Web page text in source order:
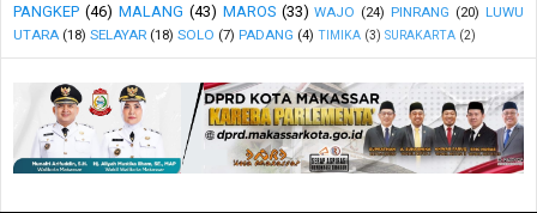
PANGKEP (46) MALANG (43) MAROS (33) WAJO (24) PINRANG (20) LUWU
UTARA (18) SELAYAR (18) SOLO (7) PADANG (4) TIMIKA (3) SURAKARTA (2)